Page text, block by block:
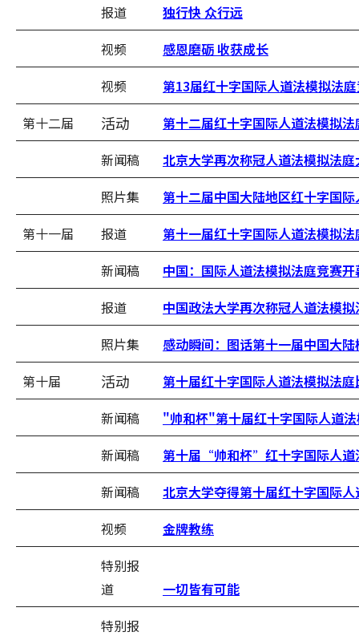
报道
独行快 众行远
视频
感恩磨砺 收获成长
视频
第13届红十字国际人道法模拟法
第十二届
活动
第十二届红十字国际人道法模拟
新闻稿
北京大学再次称冠人道法模拟法庭
照片集
第十二届中国大陆地区红十字国
第十一届
报道
第十一届红十字国际人道法模拟
新闻稿
中国：国际人道法模拟法庭竞赛
报道
中国政法大学再次称冠人道法模
照片集
感动瞬间：图话第十一届中国大
第十届
活动
第十届红十字国际人道法模拟法
新闻稿
"帅和杯"第十届红十字国际人道
新闻稿
第十届“帅和杯”红十字国际人道
新闻稿
北京大学夺得第十届红十字国际
视频
金牌教练
特别报
道
一切皆有可能
特别报